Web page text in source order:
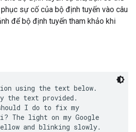
sự cố của bộ định tuyến vào câu
để bộ định tuyến tham khảo khi
using the text below.
the text provided.
I do to fix my
The light on my Google
and blinking slowly.